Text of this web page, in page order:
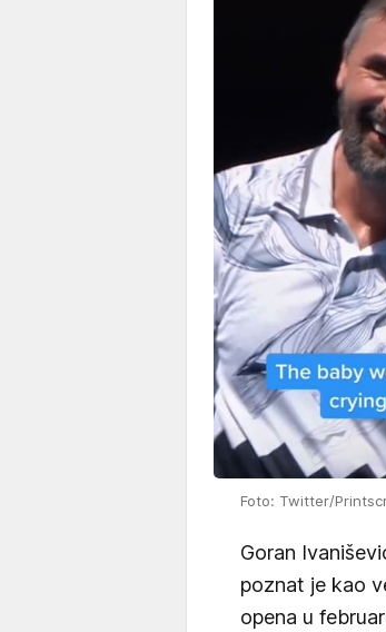
Foto: Twitter/
Goran
poznat je kao
opena u